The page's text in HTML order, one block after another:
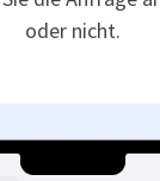
oder nicht.